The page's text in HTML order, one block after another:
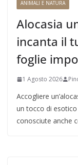
ANIMALI E NATURA
Alocasia
incanta il
foglie
1 Agosto 2026
Accogliere
un tocco di
conosciute anche